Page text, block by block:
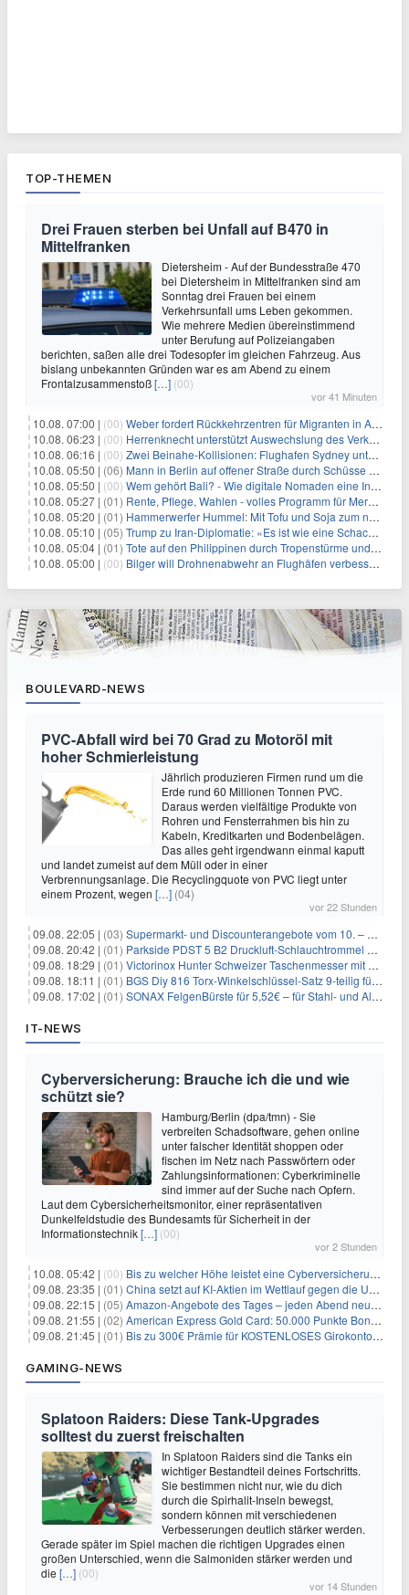
TOP-THEMEN
Drei Frauen sterben bei Unfall auf B470 in
Mittelfranken
Dietersheim - Auf der Bundesstraße 470
bei Dietersheim in Mittelfranken sind am
Sonntag drei Frauen bei einem
Verkehrsunfall ums Leben gekommen.
Wie mehrere Medien übereinstimmend
unter Berufung auf Polizeiangaben
berichten, saßen alle drei Todesopfer im gleichen Fahrzeug. Aus
bislang unbekannten Gründen war es am Abend zu einem
Frontalzusammenstoß[…] (00)
vor 41 Minuten
10.08. 07:00 | (00) Weber fordert Rückkehrzentren für Migranten in Afrika
10.08. 06:23 | (00) Herrenknecht unterstützt Auswechslung des Verkehrsministers
10.08. 06:16 | (00) Zwei Beinahe-Kollisionen: Flughafen Sydney unter Druck
10.08. 05:50 | (06) Mann in Berlin auf offener Straße durch Schüsse getötet
10.08. 05:50 | (00) Wem gehört Bali? - Wie digitale Nomaden eine Insel verändern
10.08. 05:27 | (01) Rente, Pflege, Wahlen - volles Programm für Merz im Herbst
10.08. 05:20 | (01) Hammerwerfer Hummel: Mit Tofu und Soja zum nächsten Coup?
10.08. 05:10 | (05) Trump zu Iran-Diplomatie: «Es ist wie eine Schachpartie»
10.08. 05:04 | (01) Tote auf den Philippinen durch Tropenstürme und Monsun
10.08. 05:00 | (00) Bilger will Drohnenabwehr an Flughäfen verbessern
BOULEVARD-NEWS
PVC-Abfall wird bei 70 Grad zu Motoröl mit
hoher Schmierleistung
Jährlich produzieren Firmen rund um die
Erde rund 60 Millionen Tonnen PVC.
Daraus werden vielfältige Produkte von
Rohren und Fensterrahmen bis hin zu
Kabeln, Kreditkarten und Bodenbelägen.
Das alles geht irgendwann einmal kaputt
und landet zumeist auf dem Müll oder in einer
Verbrennungsanlage. Die Recyclingquote von PVC liegt unter
einem Prozent, wegen […] (04)
vor 22 Stunden
09.08. 22:05 | (03) Supermarkt- und Discounterangebote vom 10. – 15.08.2026
09.08. 20:42 | (01) Parkside PDST 5 B2 Druckluft-Schlauchtrommel mit 10 m Schlauch für 25,94€
09.08. 18:29 | (01) Victorinox Hunter Schweizer Taschenmesser mit 12 Funktionen für 43,99€
09.08. 18:11 | (01) BGS Diy 816 Torx-Winkelschlüssel-Satz 9-teilig für 6,45€
09.08. 17:02 | (01) SONAX FelgenBürste für 5,52€ – für Stahl- und Alufelgen
IT-NEWS
Cyberversicherung: Brauche ich die und wie
schützt sie?
Hamburg/Berlin (dpa/tmn) - Sie
verbreiten Schadsoftware, gehen online
unter falscher Identität shoppen oder
fischen im Netz nach Passwörtern oder
Zahlungsinformationen: Cyberkriminelle
sind immer auf der Suche nach Opfern.
Laut dem Cybersicherheitsmonitor, einer repräsentativen
Dunkelfeldstudie des Bundesamts für Sicherheit in der
Informationstechnik[…] (00)
vor 2 Stunden
10.08. 05:42 | (00) Bis zu welcher Höhe leistet eine Cyberversicherung?
09.08. 23:35 | (01) China setzt auf KI-Aktien im Wettlauf gegen die USA um Chip- und Technologiedominanz
09.08. 22:15 | (05) Amazon-Angebote des Tages – jeden Abend neue Deals zum Stöbern
09.08. 21:55 | (02) American Express Gold Card: 50.000 Punkte Bonus + Metall-Kreditkarte
09.08. 21:45 | (01) Bis zu 300€ Prämie für KOSTENLOSES Girokonto bei der Santander – 50€ schon nach 1 Woche!
GAMING-NEWS
Splatoon Raiders: Diese Tank-Upgrades
solltest du zuerst freischalten
In Splatoon Raiders sind die Tanks ein
wichtiger Bestandteil deines Fortschritts.
Sie bestimmen nicht nur, wie du dich
durch die Spirhalit-Inseln bewegst,
sondern können mit verschiedenen
Verbesserungen deutlich stärker werden.
Gerade später im Spiel machen die richtigen Upgrades einen
großen Unterschied, wenn die Salmoniden stärker werden und
die […] (00)
vor 14 Stunden